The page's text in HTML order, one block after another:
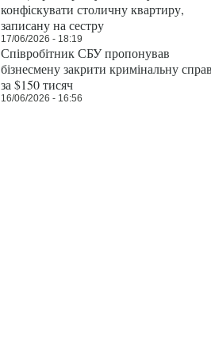
конфіскувати столичну квартиру,
записану на сестру
17/06/2026 - 18:19
Співробітник СБУ пропонував
бізнесмену закрити кримінальну
за $150 тисяч
16/06/2026 - 16:56